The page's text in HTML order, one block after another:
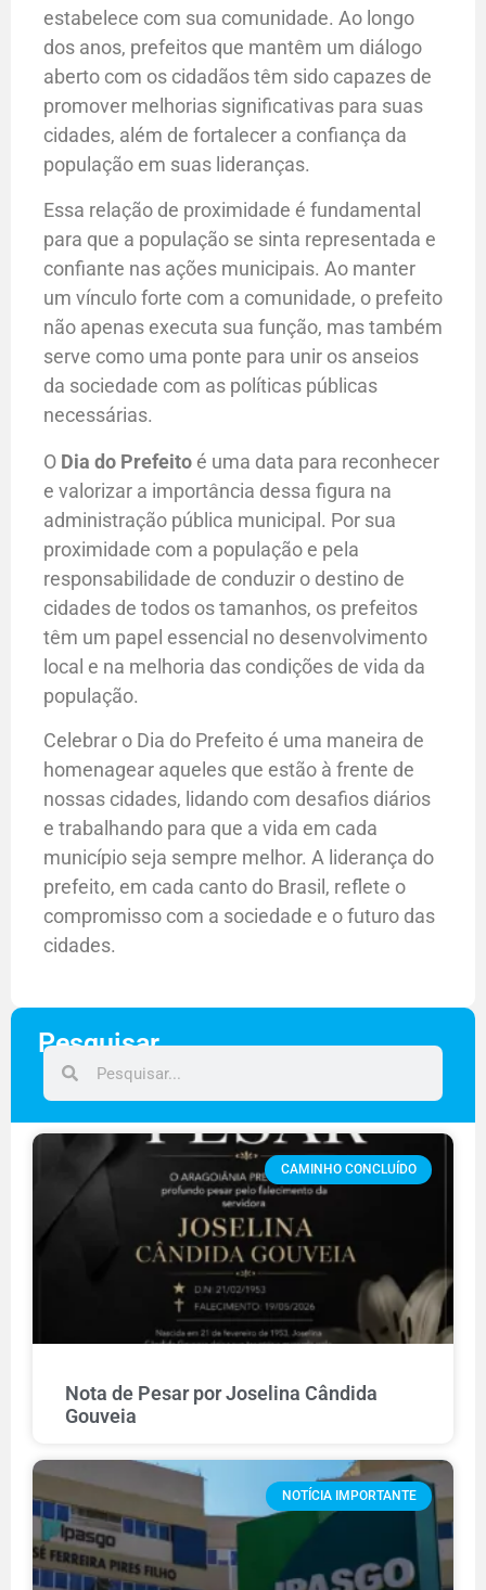
estabelece com sua comunidade. Ao longo
dos anos, prefeitos que mantêm um diálogo
aberto com os cidadãos têm sido capazes de
promover melhorias significativas para suas
cidades, além de fortalecer a confiança da
população em suas lideranças.
Essa relação de proximidade é fundamental
para que a população se sinta representada e
confiante nas ações municipais. Ao manter
um vínculo forte com a comunidade, o prefeito
não apenas executa sua função, mas também
serve como uma ponte para unir os anseios
da sociedade com as políticas públicas
necessárias.
O Dia do Prefeito é uma data para reconhecer
e valorizar a importância dessa figura na
administração pública municipal. Por sua
proximidade com a população e pela
responsabilidade de conduzir o destino de
cidades de todos os tamanhos, os prefeitos
têm um papel essencial no desenvolvimento
local e na melhoria das condições de vida da
população.
Celebrar o Dia do Prefeito é uma maneira de
homenagear aqueles que estão à frente de
nossas cidades, lidando com desafios diários
e trabalhando para que a vida em cada
município seja sempre melhor. A liderança do
prefeito, em cada canto do Brasil, reflete o
compromisso com a sociedade e o futuro das
cidades.
Pesquisar
CAMINHO CONCLUÍDO
Nota de Pesar por Joselina Cândida
Gouveia
NOTÍCIA IMPORTANTE